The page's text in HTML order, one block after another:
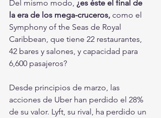
Del mismo modo, ¿es éste el final de
la era de los mega-cruceros, como el
Symphony of the Seas de Royal
Caribbean, que tiene 22 restaurantes,
42 bares y salones, y capacidad para
6,600 pasajeros?
Desde principios de marzo, las
acciones de Uber han perdido el 28%
de su valor. Lyft, su rival, ha perdido un